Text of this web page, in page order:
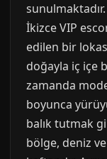
İkizce VIP
edilen bir
doğayla iç içe
zamanda
boyunca
balık tutmak
bölge, deniz